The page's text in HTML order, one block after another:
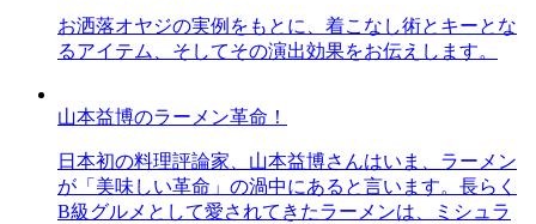
お洒落オヤジの実例をもとに、着こなし術とキーとな
るアイテム、そしてその演出効果をお伝えします。
山本益博のラーメン革命！
日本初の料理評論家、山本益博さんはいま、ラーメン
が「美味しい革命」の渦中にあると言います。長らく
B級グルメとして愛されてきたラーメンは、ミシュラ